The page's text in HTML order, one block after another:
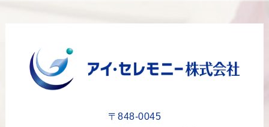
2023年8月
2023年6月
〒848-0045